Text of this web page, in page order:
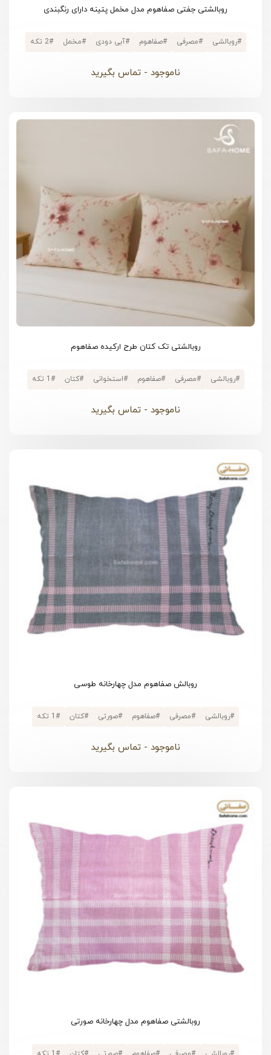
روبالشتی جفتی صفاهوم مدل مخمل پتینه دارای رنگبندی
#روبالشی #مصرفی #صفاهوم #آبی دودی #مخمل #2 تکه
ناموجود - تماس بگیرید
روبالشتی تک کتان طرح ارکیده صفاهوم
#روبالشی #مصرفی #صفاهوم #استخوانی #کتان #1 تکه
ناموجود - تماس بگیرید
روبالش صفاهوم مدل چهارخانه طوسی
#روبالشی #مصرفی #صفاهوم #صورتی #کتان #1 تکه
ناموجود - تماس بگیرید
روبالشتی صفاهوم مدل چهارخانه صورتی